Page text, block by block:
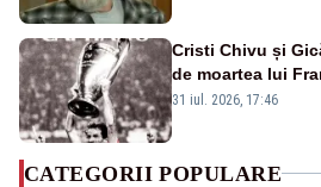
Cristi Chivu și
de moartea lui
a fotbalului
31 iul. 2026, 17:46
CATEGORII POPULARE